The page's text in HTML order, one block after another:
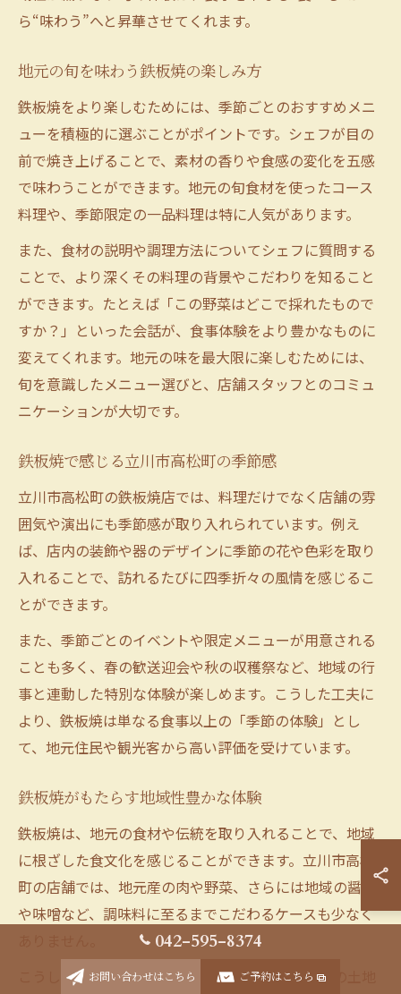
ら“味わう”へと昇華させてくれます。
地元の旬を味わう鉄板焼の楽しみ方
鉄板焼をより楽しむためには、季節ごとのおすすめメニ
ューを積極的に選ぶことがポイントです。シェフが目の
前で焼き上げることで、素材の香りや食感の変化を五感
で味わうことができます。地元の旬食材を使ったコース
料理や、季節限定の一品料理は特に人気があります。
また、食材の説明や調理方法についてシェフに質問する
ことで、より深くその料理の背景やこだわりを知ること
ができます。たとえば「この野菜はどこで採れたもので
すか？」といった会話が、食事体験をより豊かなものに
変えてくれます。地元の味を最大限に楽しむためには、
旬を意識したメニュー選びと、店舗スタッフとのコミュ
ニケーションが大切です。
鉄板焼で感じる立川市高松町の季節感
立川市高松町の鉄板焼店では、料理だけでなく店舗の雰
囲気や演出にも季節感が取り入れられています。例え
ば、店内の装飾や器のデザインに季節の花や色彩を取り
入れることで、訪れるたびに四季折々の風情を感じるこ
とができます。
また、季節ごとのイベントや限定メニューが用意される
ことも多く、春の歓送迎会や秋の収穫祭など、地域の行
事と連動した特別な体験が楽しめます。こうした工夫に
より、鉄板焼は単なる食事以上の「季節の体験」とし
て、地元住民や観光客から高い評価を受けています。
鉄板焼がもたらす地域性豊かな体験
鉄板焼は、地元の食材や伝統を取り入れることで、地域
に根ざした食文化を感じることができます。立川市高松
町の店舗では、地元産の肉や野菜、さらには地域の醤油
や味噌など、調味料に至るまでこだわるケースも少なく
こうした地域性豊かな体験は、訪れる人々に「その土地
042-595-8374
お問い合わせはこちら ご予約はこちら